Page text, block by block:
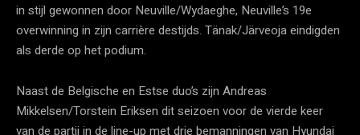
in stijl gewonnen door Neuville/Wydaeghe, Neuville’s 19e
overwinning in zijn carrière destijds. Tänak/Järveoja eindigden
als derde op het podium.
Naast de Belgische en Estse duo’s zijn Andreas
Mikkelsen/Torstein Eriksen dit seizoen voor de vierde keer
van de partij in de line-up met drie bemanningen van Hyundai